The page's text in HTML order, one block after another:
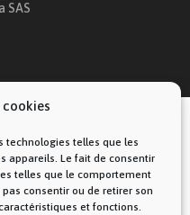
cookies
technologies telles que les
appareils. Le fait de consentir
telles que le comportement
consentir ou de retirer son
et fonctions.
SAS